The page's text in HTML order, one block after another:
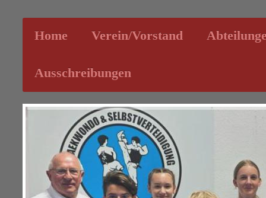
Home Verein/Vorstand
Ausschreibungen